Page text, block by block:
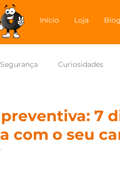
Início Loja Blog
Segurança Curiosidades
7
com o seu